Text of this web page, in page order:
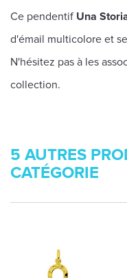
Ce pendentif Una
d'émail multicolore et
N'hésitez pas à les
collection.
5 AUTRES
CATÉGORIE